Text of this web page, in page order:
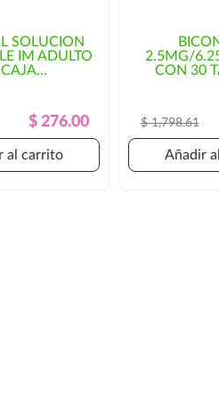
entrega. En ese caso, se solicitaría
SOLUCION
IM ADULTO
Precio
Regular
Precio
$ 276.00
al carrito
2.5MG/
CON 30
$ 1,798.61
Añadir